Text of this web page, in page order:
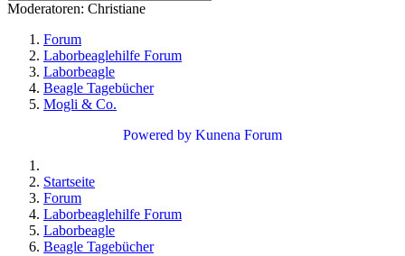
Moderatoren: Christiane
Forum
Laborbeaglehilfe Forum
Laborbeagle
Beagle Tagebücher
Mogli & Co.
Powered by Kunena Forum
Startseite
Forum
Laborbeaglehilfe Forum
Laborbeagle
Beagle Tagebücher